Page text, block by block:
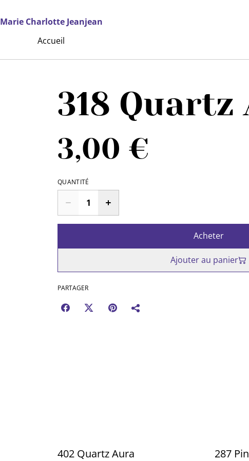
Marie Charlotte Jeanjean
Accueil
318 Quartz
3,00 €
QUANTITÉ
Acheter
Ajouter au panier
PARTAGER
402 Quartz Aura 287